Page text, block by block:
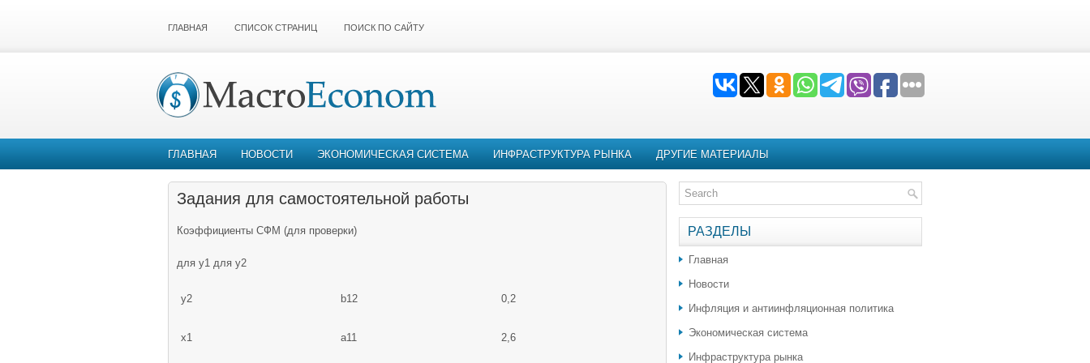
ГЛАВНАЯ СПИСОК СТРАНИЦ ПОИСК ПО САЙТУ
ГЛАВНАЯ НОВОСТИ ЭКОНОМИЧЕСКАЯ СИСТЕМА ИНФРАСТРУКТУРА РЫНКА ДРУГИЕ МАТЕРИАЛЫ
Задания для самостоятельной работы
Коэффициенты СФМ (для проверки)
для у1 для у2
у2 b12 0,2
х1 a11 2,6
РАЗДЕЛЫ
Главная
Новости
Инфляция и антиинфляционная политика
Экономическая система
Инфраструктура рынка